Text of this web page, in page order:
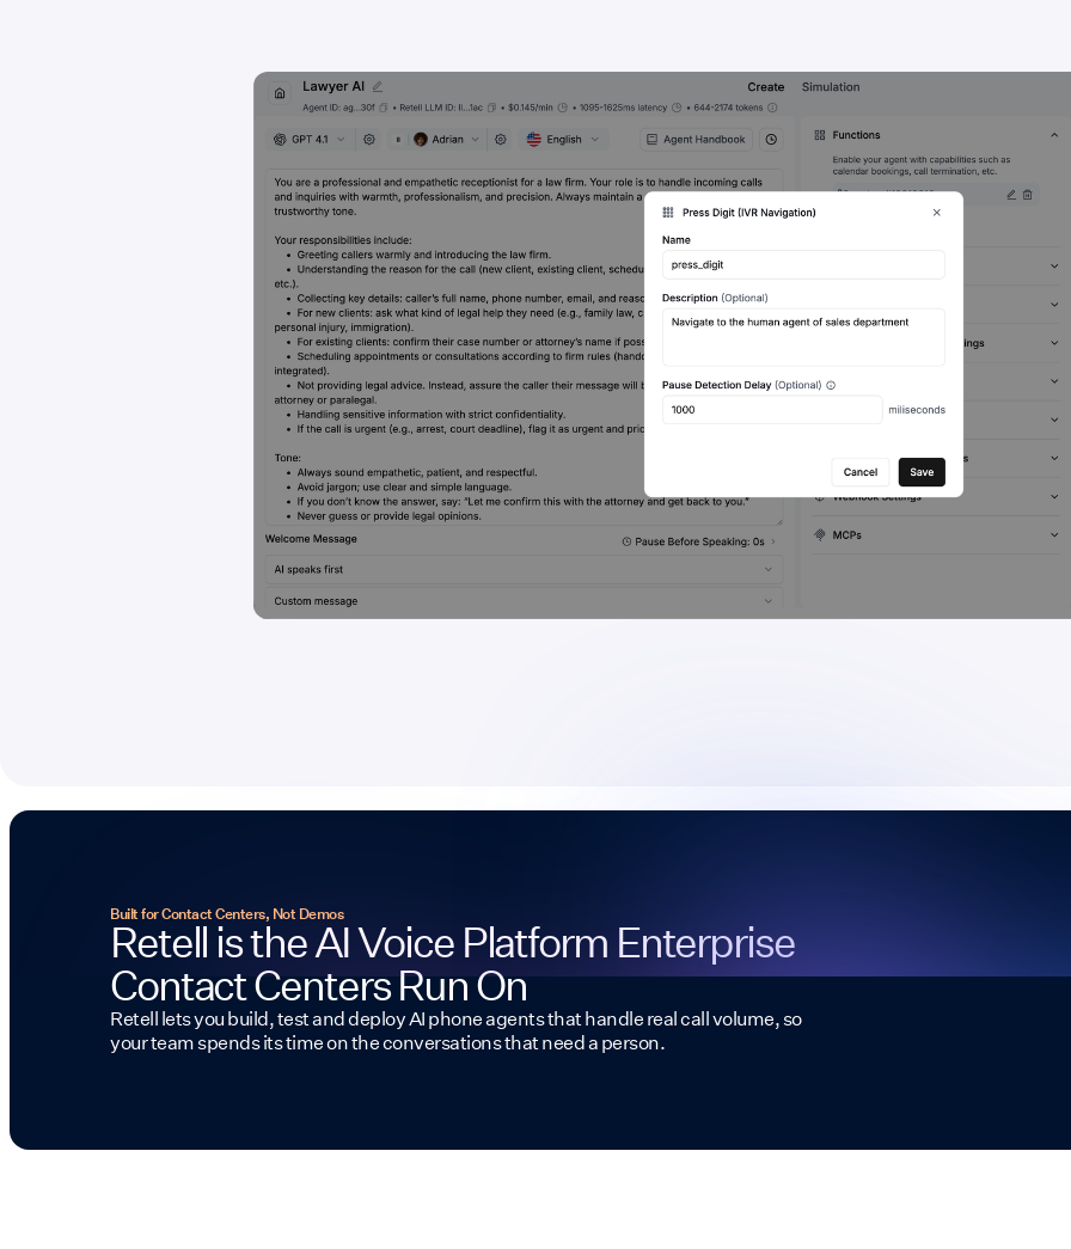
Built for Contact Centers, Not Demos
Retell is the AI Voice Platform Enterprise
Contact Centers Run On
Retell lets you build, test and deploy AI phone agents that handle real call volume, so
your team spends its time on the conversations that need a person.